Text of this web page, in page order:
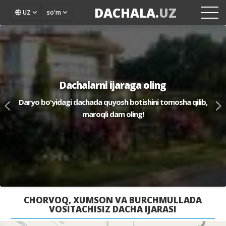
DACHALA.UZ
UZ so'm
Dachalarni ijaraga oling
Daryo bo'yidagi dachada quyosh botishini tomosha qilib,
maroqli dam oling!
Dachalarni ijaraga oling
Daryo bo'yidagi dachada quyosh botishini tomosha qilib,
maroqli dam oling!
CHORVOQ, XUMSON VA BURCHMULLADA
VOSITACHISIZ DACHA IJARASI